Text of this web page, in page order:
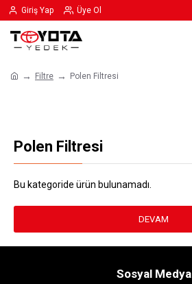
Giriş Yap Üye Ol
Filtre Polen Filtresi
Polen Filtresi
Bu kategoride ürün bulunamadı.
DEVAM
Sosyal Medya